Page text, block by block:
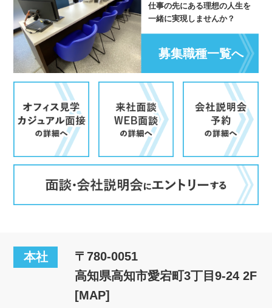
仕事の先にある理想の人生を
一緒に実現しませんか？
募集職種一覧へ
本社
〒780-0051
高知県高知市愛宕町3丁目9-24 2F
[MAP]